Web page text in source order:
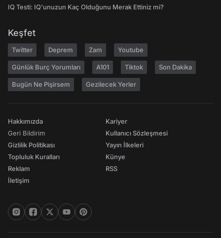
IQ Testi: IQ'unuzun Kaç Olduğunu Merak Ettiniz mi?
Keşfet
Twitter Deprem Zam Youtube
Günlük Burç Yorumları A101 Tiktok Son Dakika
Bugün Ne Pişirsem Gezilecek Yerler
Hakkımızda
Geri Bildirim
Gizlilik Politikası
Topluluk Kuralları
Reklam
İletişim
Kariyer
Kullanıcı Sözleşmesi
Yayın İlkeleri
Künye
RSS